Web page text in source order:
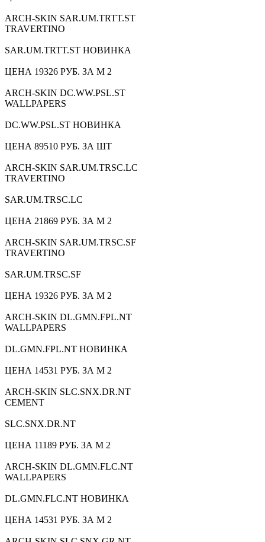
ARCH-SKIN SAR.UM.TRTT.ST
TRAVERTINO
SAR.UM.TRTT.ST НОВИНКА
ЦЕНА 19326 РУБ. ЗА М 2
ARCH-SKIN DC.WW.PSL.ST
WALLPAPERS
DC.WW.PSL.ST НОВИНКА
ЦЕНА 89510 РУБ. ЗА ШТ
ARCH-SKIN SAR.UM.TRSC.LC
TRAVERTINO
SAR.UM.TRSC.LC
ЦЕНА 21869 РУБ. ЗА М 2
ARCH-SKIN SAR.UM.TRSC.SF
TRAVERTINO
SAR.UM.TRSC.SF
ЦЕНА 19326 РУБ. ЗА М 2
ARCH-SKIN DL.GMN.FPL.NT
WALLPAPERS
DL.GMN.FPL.NT НОВИНКА
ЦЕНА 14531 РУБ. ЗА М 2
ARCH-SKIN SLC.SNX.DR.NT
CEMENT
SLC.SNX.DR.NT
ЦЕНА 11189 РУБ. ЗА М 2
ARCH-SKIN DL.GMN.FLC.NT
WALLPAPERS
DL.GMN.FLC.NT НОВИНКА
ЦЕНА 14531 РУБ. ЗА М 2